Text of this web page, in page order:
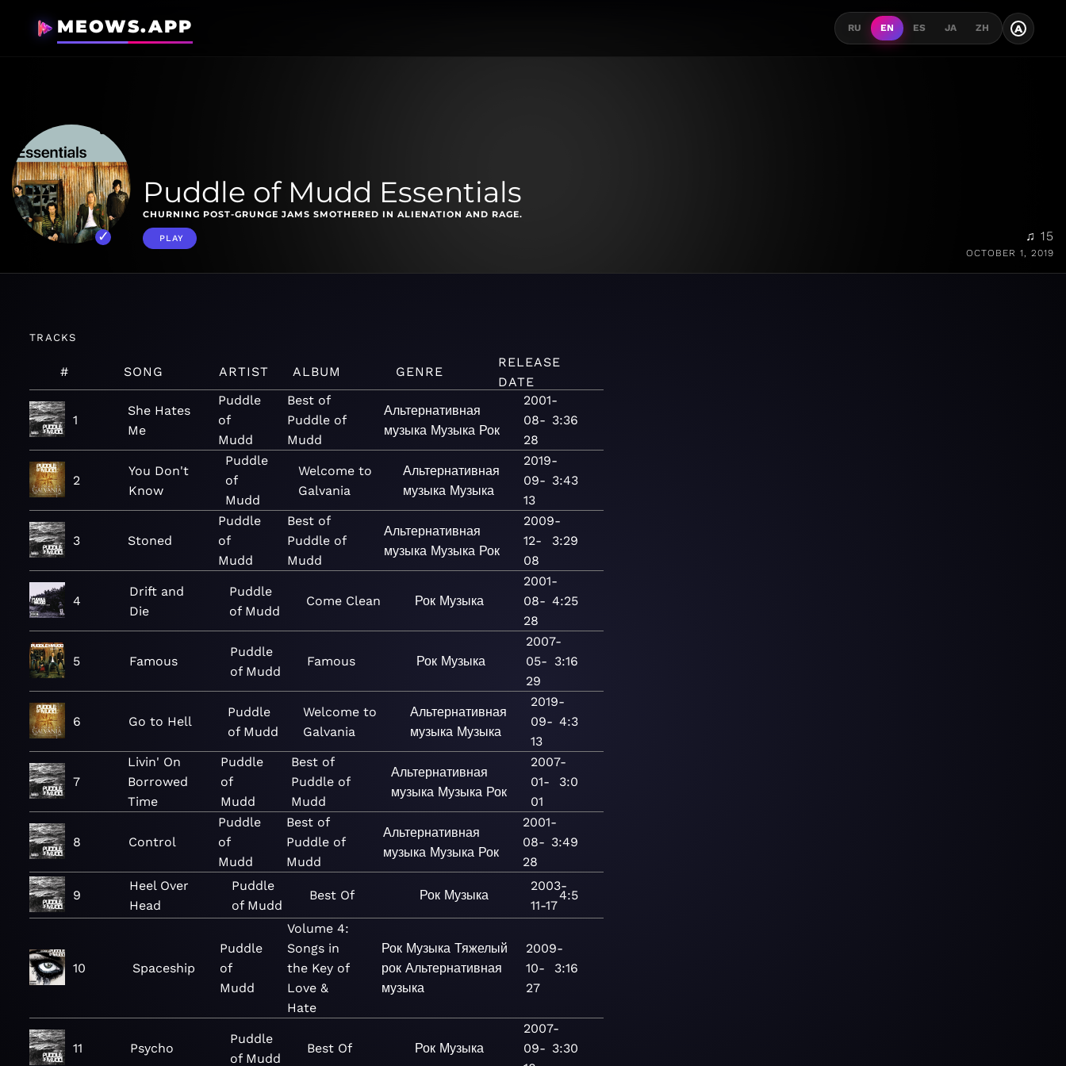
MEOWS.APP RU EN ES JA ZH A
Puddle of Mudd Essentials
CHURNING POST-GRUNGE JAMS SMOTHERED IN ALIENATION AND RAGE.
PLAY ♫ 15
OCTOBER 1, 2019
TRACKS
# SONG ARTIST ALBUM GENRE
RELEASE
DATE
1
She Hates
Me
Puddle
of
Mudd
Best of
Puddle of
Mudd
Альтернативная
музыка Музыка Рок
2001-
08-
28
3:36
2
You Don't
Know
Puddle
of
Mudd
Welcome to
Galvania
Альтернативная
музыка Музыка
2019-
09-
13
3:43
3 Stoned
Puddle
of
Mudd
Best of
Puddle of
Mudd
Альтернативная
музыка Музыка Рок
2009-
12-
08
3:29
4
Drift and
Die
Puddle
of Mudd
Come Clean Рок Музыка
2001-
08-
28
4:25
5 Famous
Puddle
of Mudd
Famous Рок Музыка
2007-
05-
29
3:16
6 Go to Hell
Puddle
of Mudd
Welcome to
Galvania
Альтернативная
музыка Музыка
2019-
09-
13
4:3
7
Livin' On
Borrowed
Time
Puddle
of
Mudd
Best of
Puddle of
Mudd
Альтернативная
музыка Музыка Рок
2007-
01-
01
3:0
8 Control
Puddle
of
Mudd
Best of
Puddle of
Mudd
Альтернативная
музыка Музыка Рок
2001-
08-
28
3:49
9
Heel Over
Head
Puddle
of Mudd
Best Of Рок Музыка
2003-
11-17
4:5
10 Spaceship
Puddle
of
Mudd
Volume 4:
Songs in
the Key of
Love &
Hate
Рок Музыка Тяжелый
рок Альтернативная
музыка
2009-
10-
27
3:16
11 Psycho
Puddle
of Mudd
Best Of Рок Музыка
2007-
09- 3:30